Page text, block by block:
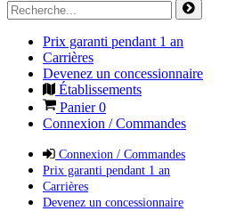
Prix garanti pendant 1 an
Carrières
Devenez un concessionnaire
Établissements
Panier0
Connexion / Commandes
Connexion / Commandes
Prix garanti pendant 1 an
Carrières
Devenez un concessionnaire